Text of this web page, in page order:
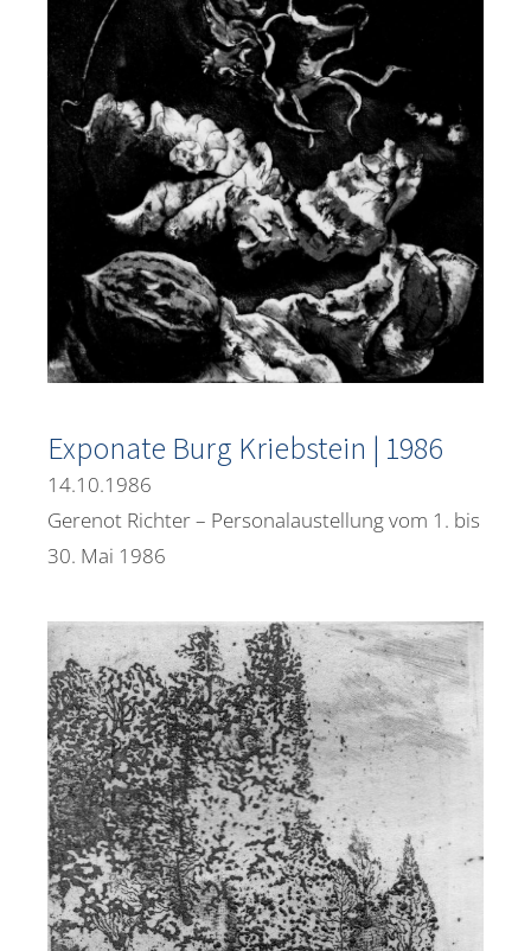
Exponate Burg Kriebstein | 1986
14.10.1986
Gerenot Richter – Personalaustellung vom 1. bis
30. Mai 1986